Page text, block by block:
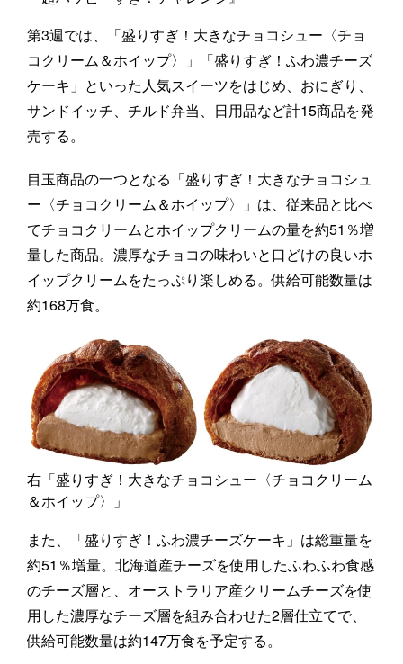
第3週では、「盛りすぎ！大きなチョコシュー〈チョ
コクリーム＆ホイップ〉」「盛りすぎ！ふわ濃チーズ
ケーキ」といった人気スイーツをはじめ、おにぎり、
サンドイッチ、チルド弁当、日用品など計15商品を発
売する。
目玉商品の一つとなる「盛りすぎ！大きなチョコシュ
ー〈チョコクリーム＆ホイップ〉」は、従来品と比べ
てチョコクリームとホイップクリームの量を約51％増
量した商品。濃厚なチョコの味わいと口どけの良いホ
イップクリームをたっぷり楽しめる。供給可能数量は
約168万食。
右「盛りすぎ！大きなチョコシュー〈チョコクリーム
＆ホイップ〉」
また、「盛りすぎ！ふわ濃チーズケーキ」は総重量を
約51％増量。北海道産チーズを使用したふわふわ食感
のチーズ層と、オーストラリア産クリームチーズを使
用した濃厚なチーズ層を組み合わせた2層仕立てで、
供給可能数量は約147万食を予定する。